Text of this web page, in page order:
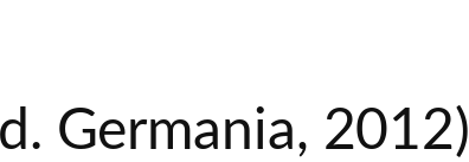
Germania, 2012)